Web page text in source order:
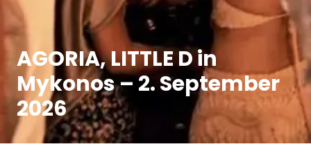
AGORIA, LITTLE D in
Mykonos – 2. September
2026